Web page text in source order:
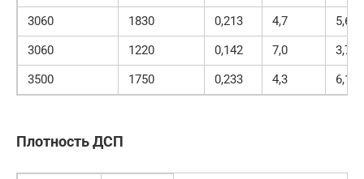
3060
1830 0,213 4,7
5,6
3060
1220 0,142 7,0
3,73
3500
1750 0,233 4,3 6,12
Плотность ДСП